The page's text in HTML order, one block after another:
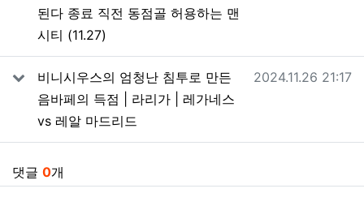
된다 종료 직전 동점골 허용하는 맨
시티 (11.27)
비니시우스의 엄청난 침투로 만든
음바페의 득점 | 라리가 | 레가네스
vs 레알 마드리드
작성일
2024.11.26 21:17
댓글 0개